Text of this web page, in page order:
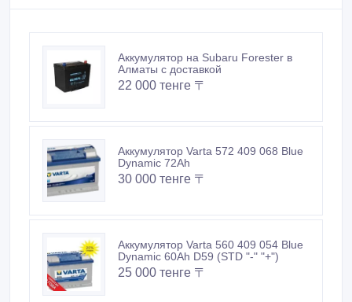
Аккумулятор на Subaru Forester в
Алматы с доставкой
22 000 тенге 〒
Аккумулятор Varta 572 409 068 Blue
Dynamic 72Ah
30 000 тенге 〒
Аккумулятор Varta 560 409 054 Blue
Dynamic 60Ah D59 (STD "-" "+")
25 000 тенге 〒